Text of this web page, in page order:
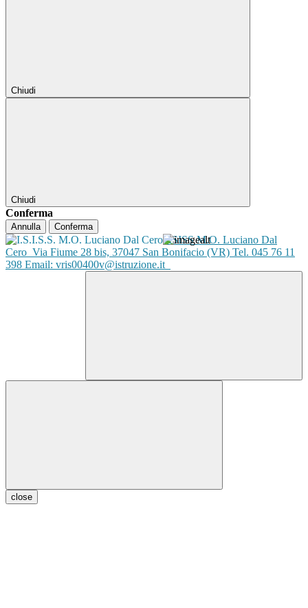
Chiudi
Chiudi
Conferma
Annulla Conferma
ISISS M.O. Luciano Dal
Cero Via Fiume 28 bis, 37047 San Bonifacio (VR) Tel. 045 76 11
398 Email: vris00400v@istruzione.it
close